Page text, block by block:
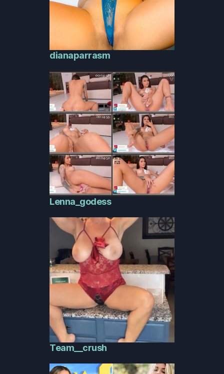
dianaparrasm
Lenna_godess
Team__crush